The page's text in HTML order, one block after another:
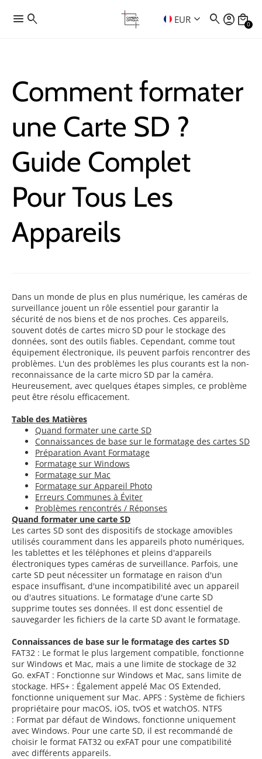
menu search EUR keyboard_arrow_down search account_circle local_mall
0
Comment formater
une Carte SD ?
Guide Complet
Pour Tous Les
Appareils
Dans un monde de plus en plus numérique, les caméras de
surveillance jouent un rôle essentiel pour garantir la
sécurité de nos biens et de nos proches. Ces appareils,
souvent dotés de cartes micro SD pour le stockage des
données, sont des outils fiables. Cependant, comme tout
équipement électronique, ils peuvent parfois rencontrer des
problèmes. L'un des problèmes les plus courants est la non-
reconnaissance de la carte micro SD par la caméra.
Heureusement, avec quelques étapes simples, ce problème
peut être résolu efficacement.
Table des Matières
Quand formater une carte SD
Connaissances de base sur le formatage des cartes SD
Préparation Avant Formatage
Formatage sur Windows
Formatage sur Mac
Formatage sur Appareil Photo
Erreurs Communes à Éviter
Problèmes rencontrés / Réponses
Quand formater une carte SD
Les cartes SD sont des dispositifs de stockage amovibles
utilisés couramment dans les appareils photo numériques,
les tablettes et les téléphones et pleins d'appareils
électroniques types caméras de surveillance. Parfois, une
carte SD peut nécessiter un formatage en raison d'un
espace insuffisant, d'une incompatibilité avec un appareil
ou d'autres situations. Le formatage d'une carte SD
supprime toutes ses données. Il est donc essentiel de
sauvegarder les fichiers de la carte SD avant le formatage.
Connaissances de base sur le formatage des cartes SD
FAT32 : Le format le plus largement compatible, fonctionne
sur Windows et Mac, mais a une limite de stockage de 32
Go. exFAT : Fonctionne sur Windows et Mac, sans limite de
stockage. HFS+ : Également appelé Mac OS Extended,
fonctionne uniquement sur Mac. APFS : Système de fichiers
propriétaire pour macOS, iOS, tvOS et watchOS. NTFS
: Format par défaut de Windows, fonctionne uniquement
avec Windows. Pour une carte SD, il est recommandé de
choisir le format FAT32 ou exFAT pour une compatibilité
avec différents appareils.